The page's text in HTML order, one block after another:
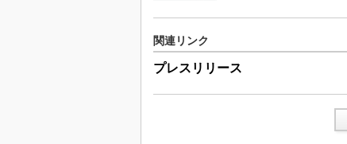
関連リンク
プレスリリース